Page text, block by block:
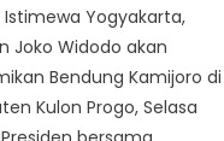
Istimewa Yogyakarta,
Joko Widodo akan
Bendung Kamijoro di
Kulon Progo, Selasa